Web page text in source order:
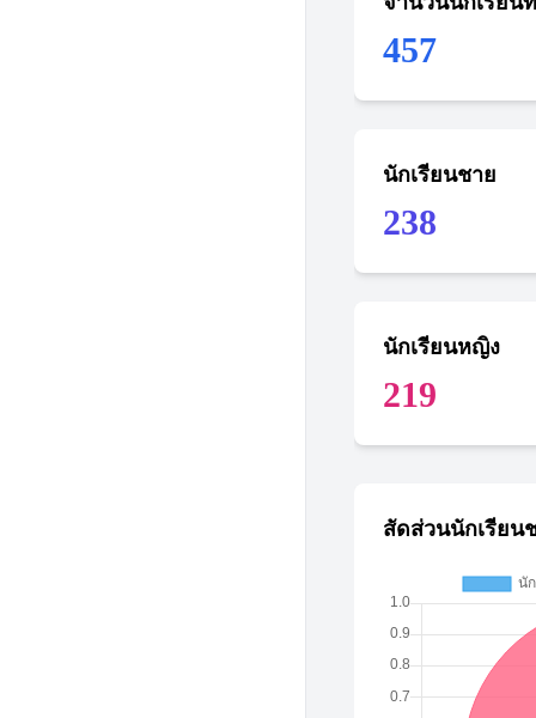
457
นักเรียนชาย
238
นักเรียนหญิง
219
สัดส่วนนักเรียน